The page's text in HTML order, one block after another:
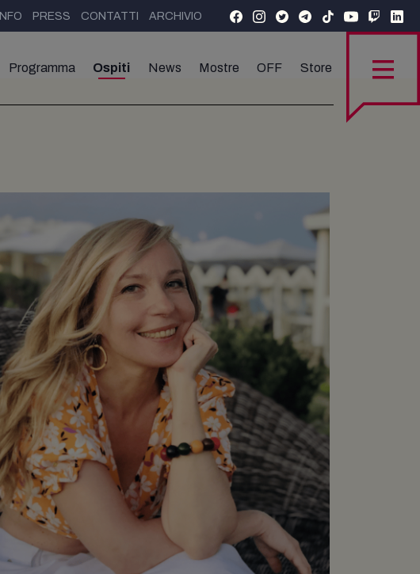
INFO PRESS CONTATTI ARCHIVIO
Programma Ospiti News Mostre OFF Store